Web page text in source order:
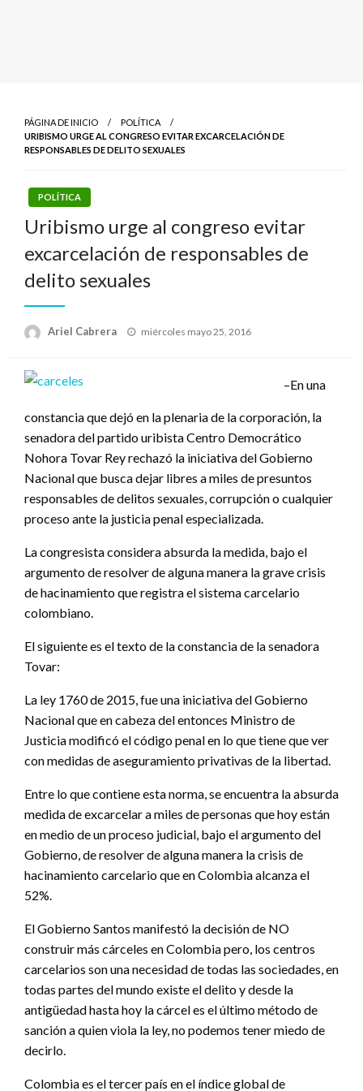
PÁGINA DE INICIO
POLÍTICA
URIBISMO URGE AL CONGRESO EVITAR EXCARCELACIÓN DE
RESPONSABLES DE DELITO SEXUALES
POLÍTICA
Uribismo urge al congreso evitar
excarcelación de responsables de
delito sexuales
Ariel Cabrera
Publicado
miércoles mayo 25, 2016
–En una
constancia que dejó en la plenaria de la corporación, la
senadora del partido uribista Centro Democrático
Nohora Tovar Rey rechazó la iniciativa del Gobierno
Nacional que busca dejar libres a miles de presuntos
responsables de delitos sexuales, corrupción o cualquier
proceso ante la justicia penal especializada.
La congresista considera absurda la medida, bajo el
argumento de resolver de alguna manera la grave crisis
de hacinamiento que registra el sistema carcelario
colombiano.
El siguiente es el texto de la constancia de la senadora
Tovar:
La ley 1760 de 2015, fue una iniciativa del Gobierno
Nacional que en cabeza del entonces Ministro de
Justicia modificó el código penal en lo que tiene que ver
con medidas de aseguramiento privativas de la libertad.
Entre lo que contiene esta norma, se encuentra la absurda
medida de excarcelar a miles de personas que hoy están
en medio de un proceso judicial, bajo el argumento del
Gobierno, de resolver de alguna manera la crisis de
hacinamiento carcelario que en Colombia alcanza el
52%.
El Gobierno Santos manifestó la decisión de NO
construir más cárceles en Colombia pero, los centros
carcelarios son una necesidad de todas las sociedades, en
todas partes del mundo existe el delito y desde la
antigüedad hasta hoy la cárcel es el último método de
sanción a quien viola la ley, no podemos tener miedo de
decirlo.
Colombia es el tercer país en el índice global de